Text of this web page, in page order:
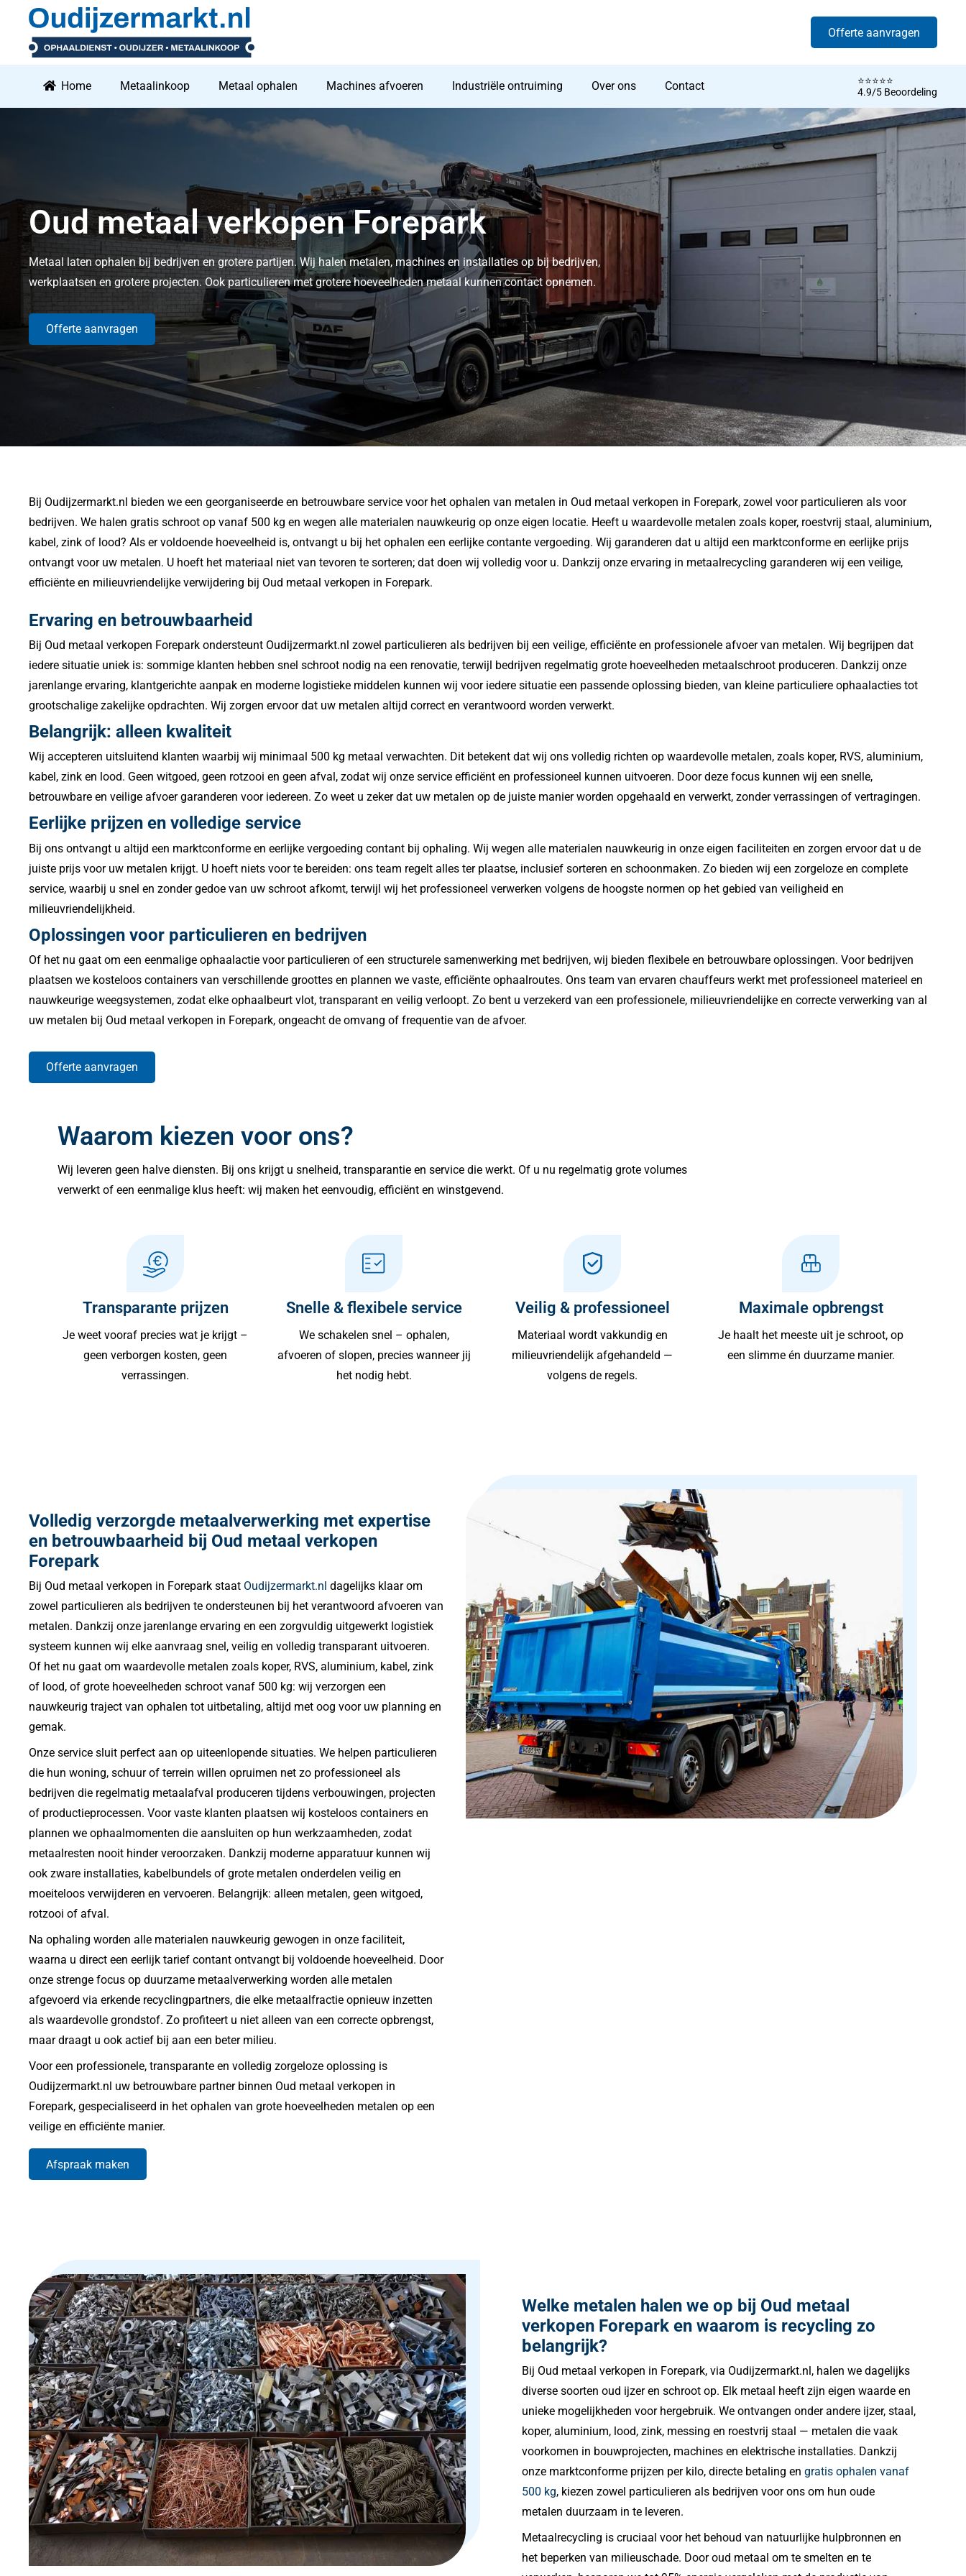
Offerte aanvragen
Home Metaalinkoop Metaal ophalen Machines afvoeren Industriële ontruiming Over ons Contact
⭐️⭐️⭐️⭐️⭐️
4.9/5 Beoordeling
Oud metaal verkopen Forepark
Metaal laten ophalen bij bedrijven en grotere partijen. Wij halen metalen, machines en installaties op bij bedrijven,
werkplaatsen en grotere projecten. Ook particulieren met grotere hoeveelheden metaal kunnen contact opnemen.
Offerte aanvragen
Bij Oudijzermarkt.nl bieden we een georganiseerde en betrouwbare service voor het ophalen van metalen in Oud metaal verkopen in Forepark, zowel voor particulieren als voor
bedrijven. We halen gratis schroot op vanaf 500 kg en wegen alle materialen nauwkeurig op onze eigen locatie. Heeft u waardevolle metalen zoals koper, roestvrij staal, aluminium,
kabel, zink of lood? Als er voldoende hoeveelheid is, ontvangt u bij het ophalen een eerlijke contante vergoeding. Wij garanderen dat u altijd een marktconforme en eerlijke prijs
ontvangt voor uw metalen. U hoeft het materiaal niet van tevoren te sorteren; dat doen wij volledig voor u. Dankzij onze ervaring in metaalrecycling garanderen wij een veilige,
efficiënte en milieuvriendelijke verwijdering bij Oud metaal verkopen in Forepark.
Ervaring en betrouwbaarheid
Bij Oud metaal verkopen Forepark ondersteunt Oudijzermarkt.nl zowel particulieren als bedrijven bij een veilige, efficiënte en professionele afvoer van metalen. Wij begrijpen dat
iedere situatie uniek is: sommige klanten hebben snel schroot nodig na een renovatie, terwijl bedrijven regelmatig grote hoeveelheden metaalschroot produceren. Dankzij onze
jarenlange ervaring, klantgerichte aanpak en moderne logistieke middelen kunnen wij voor iedere situatie een passende oplossing bieden, van kleine particuliere ophaalacties tot
grootschalige zakelijke opdrachten. Wij zorgen ervoor dat uw metalen altijd correct en verantwoord worden verwerkt.
Belangrijk: alleen kwaliteit
Wij accepteren uitsluitend klanten waarbij wij minimaal 500 kg metaal verwachten. Dit betekent dat wij ons volledig richten op waardevolle metalen, zoals koper, RVS, aluminium,
kabel, zink en lood. Geen witgoed, geen rotzooi en geen afval, zodat wij onze service efficiënt en professioneel kunnen uitvoeren. Door deze focus kunnen wij een snelle,
betrouwbare en veilige afvoer garanderen voor iedereen. Zo weet u zeker dat uw metalen op de juiste manier worden opgehaald en verwerkt, zonder verrassingen of vertragingen.
Eerlijke prijzen en volledige service
Bij ons ontvangt u altijd een marktconforme en eerlijke vergoeding contant bij ophaling. Wij wegen alle materialen nauwkeurig in onze eigen faciliteiten en zorgen ervoor dat u de
juiste prijs voor uw metalen krijgt. U hoeft niets voor te bereiden: ons team regelt alles ter plaatse, inclusief sorteren en schoonmaken. Zo bieden wij een zorgeloze en complete
service, waarbij u snel en zonder gedoe van uw schroot afkomt, terwijl wij het professioneel verwerken volgens de hoogste normen op het gebied van veiligheid en
milieuvriendelijkheid.
Oplossingen voor particulieren en bedrijven
Of het nu gaat om een eenmalige ophaalactie voor particulieren of een structurele samenwerking met bedrijven, wij bieden flexibele en betrouwbare oplossingen. Voor bedrijven
plaatsen we kosteloos containers van verschillende groottes en plannen we vaste, efficiënte ophaalroutes. Ons team van ervaren chauffeurs werkt met professioneel materieel en
nauwkeurige weegsystemen, zodat elke ophaalbeurt vlot, transparant en veilig verloopt. Zo bent u verzekerd van een professionele, milieuvriendelijke en correcte verwerking van al
uw metalen bij Oud metaal verkopen in Forepark, ongeacht de omvang of frequentie van de afvoer.
Offerte aanvragen
Waarom kiezen voor ons?
Wij leveren geen halve diensten. Bij ons krijgt u snelheid, transparantie en service die werkt. Of u nu regelmatig grote volumes
verwerkt of een eenmalige klus heeft: wij maken het eenvoudig, efficiënt en winstgevend.
Transparante prijzen
Je weet vooraf precies wat je krijgt –
geen verborgen kosten, geen
verrassingen.
Snelle & flexibele service
We schakelen snel – ophalen,
afvoeren of slopen, precies wanneer jij
het nodig hebt.
Veilig & professioneel
Materiaal wordt vakkundig en
milieuvriendelijk afgehandeld —
volgens de regels.
Maximale opbrengst
Je haalt het meeste uit je schroot, op
een slimme én duurzame manier.
Volledig verzorgde metaalverwerking met expertise
en betrouwbaarheid bij Oud metaal verkopen
Forepark
Bij Oud metaal verkopen in Forepark staat Oudijzermarkt.nl dagelijks klaar om
zowel particulieren als bedrijven te ondersteunen bij het verantwoord afvoeren van
metalen. Dankzij onze jarenlange ervaring en een zorgvuldig uitgewerkt logistiek
systeem kunnen wij elke aanvraag snel, veilig en volledig transparant uitvoeren.
Of het nu gaat om waardevolle metalen zoals koper, RVS, aluminium, kabel, zink
of lood, of grote hoeveelheden schroot vanaf 500 kg: wij verzorgen een
nauwkeurig traject van ophalen tot uitbetaling, altijd met oog voor uw planning en
gemak.
Onze service sluit perfect aan op uiteenlopende situaties. We helpen particulieren
die hun woning, schuur of terrein willen opruimen net zo professioneel als
bedrijven die regelmatig metaalafval produceren tijdens verbouwingen, projecten
of productieprocessen. Voor vaste klanten plaatsen wij kosteloos containers en
plannen we ophaalmomenten die aansluiten op hun werkzaamheden, zodat
metaalresten nooit hinder veroorzaken. Dankzij moderne apparatuur kunnen wij
ook zware installaties, kabelbundels of grote metalen onderdelen veilig en
moeiteloos verwijderen en vervoeren. Belangrijk: alleen metalen, geen witgoed,
rotzooi of afval.
Na ophaling worden alle materialen nauwkeurig gewogen in onze faciliteit,
waarna u direct een eerlijk tarief contant ontvangt bij voldoende hoeveelheid. Door
onze strenge focus op duurzame metaalverwerking worden alle metalen
afgevoerd via erkende recyclingpartners, die elke metaalfractie opnieuw inzetten
als waardevolle grondstof. Zo profiteert u niet alleen van een correcte opbrengst,
maar draagt u ook actief bij aan een beter milieu.
Voor een professionele, transparante en volledig zorgeloze oplossing is
Oudijzermarkt.nl uw betrouwbare partner binnen Oud metaal verkopen in
Forepark, gespecialiseerd in het ophalen van grote hoeveelheden metalen op een
veilige en efficiënte manier.
Afspraak maken
Welke metalen halen we op bij Oud metaal
verkopen Forepark en waarom is recycling zo
belangrijk?
Bij Oud metaal verkopen in Forepark, via Oudijzermarkt.nl, halen we dagelijks
diverse soorten oud ijzer en schroot op. Elk metaal heeft zijn eigen waarde en
unieke mogelijkheden voor hergebruik. We ontvangen onder andere ijzer, staal,
koper, aluminium, lood, zink, messing en roestvrij staal — metalen die vaak
voorkomen in bouwprojecten, machines en elektrische installaties. Dankzij
onze marktconforme prijzen per kilo, directe betaling en gratis ophalen vanaf
500 kg, kiezen zowel particulieren als bedrijven voor ons om hun oude
metalen duurzaam in te leveren.
Metaalrecycling is cruciaal voor het behoud van natuurlijke hulpbronnen en
het beperken van milieuschade. Door oud metaal om te smelten en te